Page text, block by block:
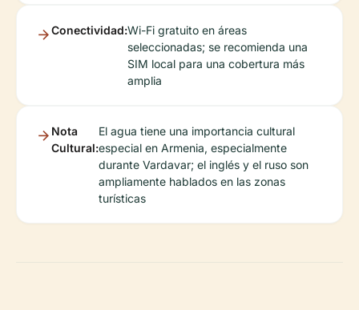
Conectividad:Wi-Fi gratuito en áreas
seleccionadas; se recomienda una
SIM local para una cobertura más
amplia
Nota
Cultural:
El agua tiene una importancia cultural
especial en Armenia, especialmente
durante Vardavar; el inglés y el ruso son
ampliamente hablados en las zonas
turísticas